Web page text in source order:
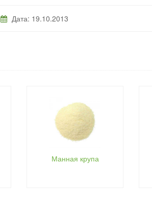
Дата: 19.10.2013
Манная крупа